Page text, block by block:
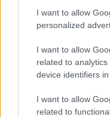
I want to allow
personalized
I want to allow
related to
device identifiers in
I want to allow
related to
Nem fogadható el
nonszensz, de
szövetség megkéri
IIHF elnökségétől a
hogy egy másik, a
sportágból hozzunk
gyakorlata alapján
argentin